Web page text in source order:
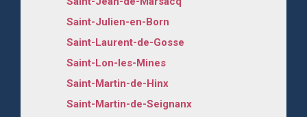
Saint-Julien-en-Born
Saint-Laurent-de-Gosse
Saint-Lon-les-Mines
Saint-Martin-de-Hinx
Saint-Martin-de-Seignanx